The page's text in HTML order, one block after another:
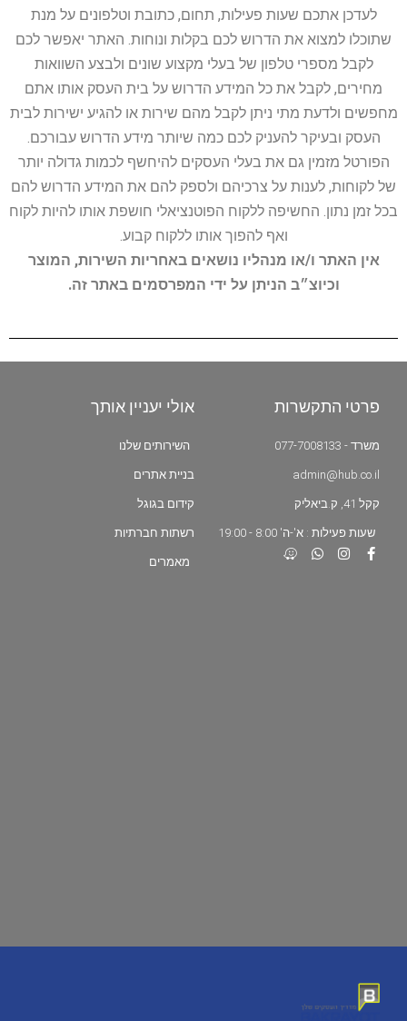
לעדכן אתכם שעות פעילות, תחום, כתובת וטלפונים על מנת
שתוכלו למצוא את הדרוש לכם בקלות ונוחות. האתר יאפשר לכם
לקבל מספרי טלפון של בעלי מקצוע שונים ולבצע השוואות
מחירים, לקבל את כל המידע הדרוש על בית העסק אותו אתם
מחפשים ולדעת מתי ניתן לקבל מהם שירות או להגיע ישירות לבית
העסק ובעיקר להעניק לכם כמה שיותר מידע הדרוש עבורכם.
הפורטל מזמין גם את בעלי העסקים להיחשף לכמות גדולה יותר
של לקוחות, לענות על צרכיהם ולספק להם את המידע הדרוש להם
בכל זמן נתון. החשיפה ללקוח הפוטנציאלי חושפת אותו להיות לקוח
ואף להפוך אותו ללקוח קבוע.
אין האתר ו/או מנהליו נושאים באחריות השירות, המוצר
וכיוצ״ב הניתן על ידי המפרסמים באתר זה.
פרטי התקשרות
משרד - 077-7008133
admin@hub.co.il
קקל 41, ק.ביאליק
שעות פעילות : א'-ה' 8:00 - 19:00
אולי יעניין אותך
השירותים שלנו
בניית אתרים
קידום בגוגל
רשתות חברתיות
מאמרים